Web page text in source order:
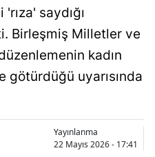
Aydın
Balıkesir
Bingöl
Bitlis
saydığı
Birleşmiş Milletler ve
kadın
götürdüğü uyarısında
Yayınlanma
22 Mayıs 2026 - 17:41